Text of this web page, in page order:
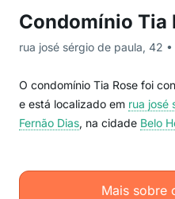
Condomínio Tia
rua josé sérgio de paula, 42 •
O condomínio Tia Rose foi
e está localizado em rua josé
Fernão Dias, na cidade Belo
Mais sobre